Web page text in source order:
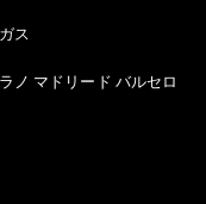
ス
ノ マドリード バルセロ